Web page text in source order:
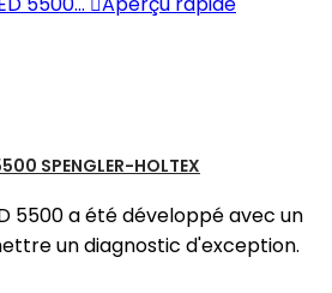
SPENGLER-HOLTEX
5500 a été développé avec un
un diagnostic d'exception.